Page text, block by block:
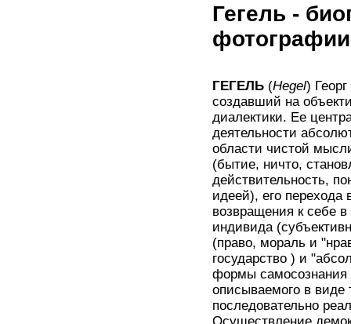
Гегель -
ГЕГЕЛЬ (Hegel)
создавший на
диалектики. Ее
деятельности
области чистой
(бытие, ничто,
действительность,
идеей), его перехода
возвращения к себе
индивида
(право, мораль и
государство ) и
формы самосознания
описываемого в виде
последовательно